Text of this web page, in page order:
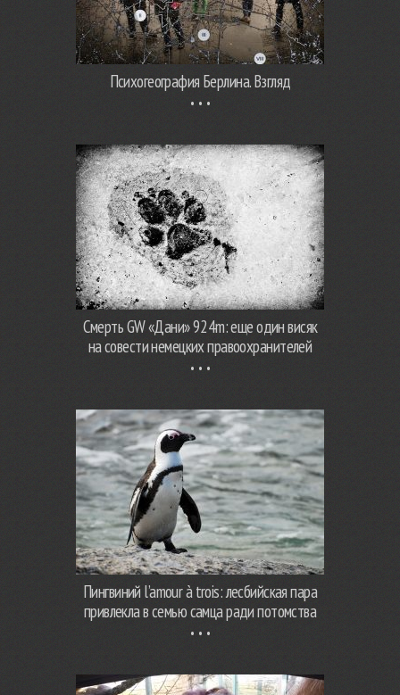
Психогеография Берлина. Взгляд
Смерть GW «Дани» 924m: еще один висяк
на совести немецких правоохранителей
Пингвиний l’amour à trois: лесбийская пара
привлекла в семью самца ради потомства